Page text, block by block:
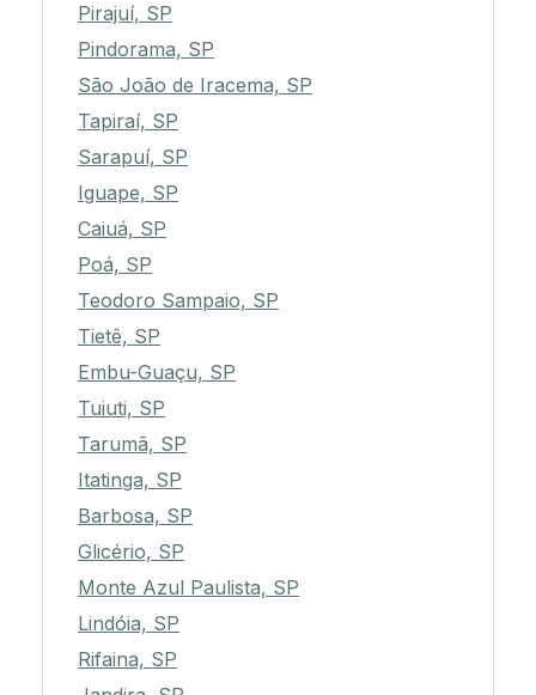
Pirajuí, SP
Pindorama, SP
São João de Iracema, SP
Tapiraí, SP
Sarapuí, SP
Iguape, SP
Caiuá, SP
Poá, SP
Teodoro Sampaio, SP
Tietê, SP
Embu-Guaçu, SP
Tuiuti, SP
Tarumã, SP
Itatinga, SP
Barbosa, SP
Glicério, SP
Monte Azul Paulista, SP
Lindóia, SP
Rifaina, SP